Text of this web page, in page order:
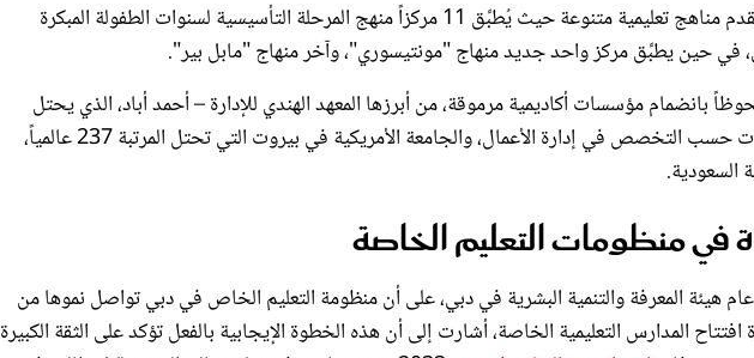
أما مراكز الطفولة المبكرة الجديدة والتي تقدم مناهج تعليمية متنوعة حيث يُطبِّق 11 مركزاً منهج المرحلة التأسيسية لسنوات الطفولة المبكرة
بانضمام مؤسسات أكاديمية مرموقة، من أبرزها المعهد الهندي للإدارة – أحمد أباد، الذي يحتل
المرتبة 27 عالمياً في تصنيف QS للجامعات حسب التخصص في إدارة الأعمال، والجامعة الأمريكية في بيروت التي تحتل المرتبة 237 عالمياً،
السعودية.
في منظومات التعليم الخاصة
هيئة المعرفة والتنمية البشرية في دبي، على أن منظومة التعليم الخاص في دبي تواصل نموها من
المدارس التعليمية الخاصة، أشارت إلى أن هذه الخطوة الإيجابية بالفعل تؤكد على الثقة الكبيرة